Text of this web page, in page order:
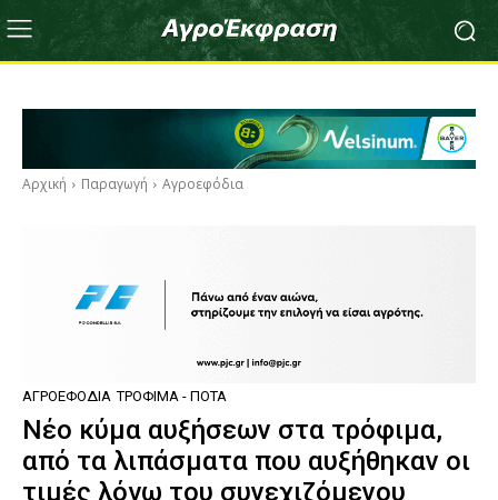
Αρχική Παραγωγή Αγροεφόδια
ΑΓΡΟΕΦΌΔΙΑ ΤΡΌΦΙΜΑ - ΠΟΤΆ
Νέο κύμα αυξήσεων στα τρόφιμα,
από τα λιπάσματα που αυξήθηκαν οι
τιμές λόγω του συνεχιζόμενου